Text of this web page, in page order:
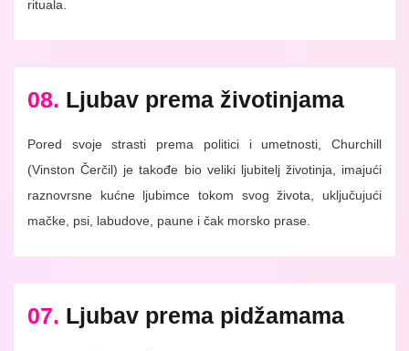
rituala.
08. Ljubav prema životinjama
Pored svoje strasti prema politici i umetnosti, Churchill
(Vinston Čerčil) je takođe bio veliki ljubitelj životinja, imajući
raznovrsne kućne ljubimce tokom svog života, uključujući
mačke, psi, labudove, paune i čak morsko prase.
07. Ljubav prema pidžamama